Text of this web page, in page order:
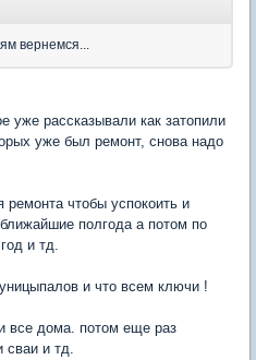
вернемся...
уже рассказывали как затопили
уже был ремонт, снова надо
чтобы успокоить и
полгода а потом по
и тд.
и что всем ключи !
все дома. потом еще раз
сваи и тд.